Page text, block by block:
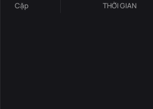
Cặp THỜI GIAN